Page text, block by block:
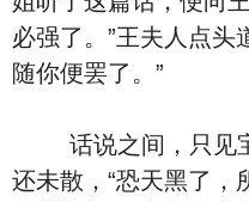
必强了。”王夫人点头
随你便罢了。”
话说之间，只见宝
还未散，“恐天黑了，